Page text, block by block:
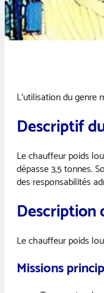
L’utilisation du
Descriptif
Le chauffeur poids
dépasse 3,5 tonnes.
des responsabilités
Description
Le chauffeur poids
Missions